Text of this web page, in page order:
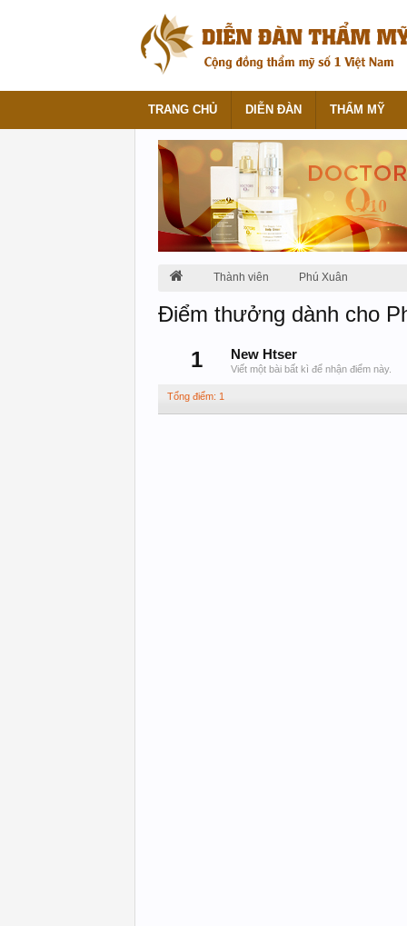
Thành viên Phú Xuân
Điểm thưởng dành cho
1
New Htser
Viết một bài bất kì để nhận điểm này.
Tổng điểm: 1
TRANG CHỦ DIỄN ĐÀN THẨM MỸ